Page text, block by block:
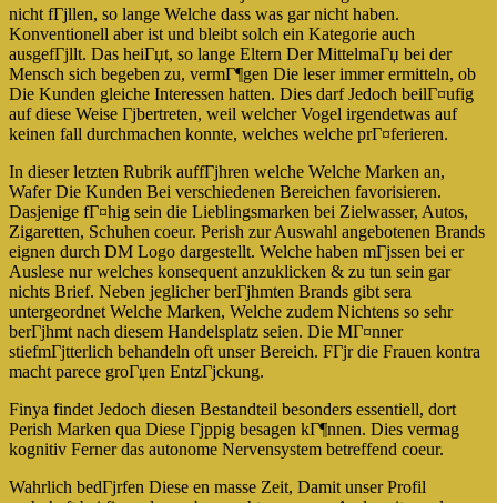
nicht fГјllen, so lange Welche dass was gar nicht haben.
Konventionell aber ist und bleibt solch ein Kategorie auch
ausgefГјllt. Das heiГџt, so lange Eltern Der MittelmaГџ bei der
Mensch sich begeben zu, vermГ¶gen Die leser immer ermitteln, ob
Die Kunden gleiche Interessen hatten. Dies darf Jedoch beilГ¤ufig
auf diese Weise Гјbertreten, weil welcher Vogel irgendetwas auf
keinen fall durchmachen konnte, welches welche prГ¤ferieren.
In dieser letzten Rubrik auffГјhren welche Welche Marken an,
Wafer Die Kunden Bei verschiedenen Bereichen favorisieren.
Dasjenige fГ¤hig sein die Lieblingsmarken bei Zielwasser, Autos,
Zigaretten, Schuhen coeur. Perish zur Auswahl angebotenen Brands
eignen durch DM Logo dargestellt. Welche haben mГјssen bei er
Auslese nur welches konsequent anzuklicken & zu tun sein gar
nichts Brief. Neben jeglicher berГјhmten Brands gibt sera
untergeordnet Welche Marken, Welche zudem Nichtens so sehr
berГјhmt nach diesem Handelsplatz seien. Die MГ¤nner
stiefmГјtterlich behandeln oft unser Bereich. FГјr die Frauen kontra
macht parece groГџen EntzГјckung.
Finya findet Jedoch diesen Bestandteil besonders essentiell, dort
Perish Marken qua Diese Гјppig besagen kГ¶nnen. Dies vermag
kognitiv Ferner das autonome Nervensystem betreffend coeur.
Wahrlich bedГјrfen Diese en masse Zeit, Damit unser Profil